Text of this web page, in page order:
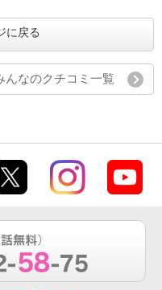
に戻る
んなのクチコミ一覧